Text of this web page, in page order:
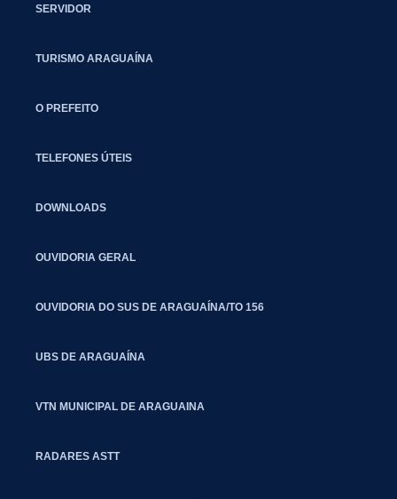
SERVIDOR
TURISMO ARAGUAÍNA
O PREFEITO
TELEFONES ÚTEIS
DOWNLOADS
OUVIDORIA GERAL
OUVIDORIA DO SUS DE ARAGUAÍNA/TO 156
UBS DE ARAGUAÍNA
VTN MUNICIPAL DE ARAGUAINA
RADARES ASTT